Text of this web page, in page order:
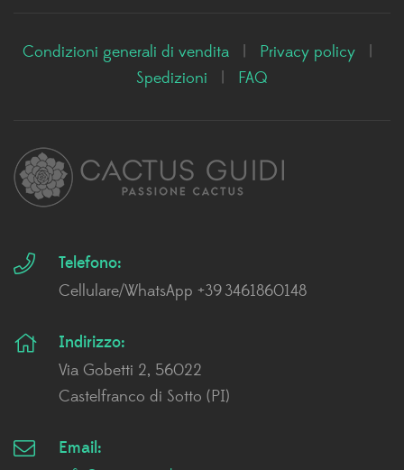
Condizioni generali di vendita Privacy policy
Spedizioni
FAQ
Telefono:
Cellulare/WhatsApp +39 3461860148
Indirizzo:
Via Gobetti 2, 56022
Castelfranco di Sotto (PI)
Email: